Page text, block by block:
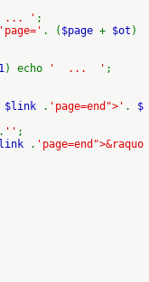
... ' ;
'page=' . ( $page + $ot )
1) echo ' ... ' ;
$link . 'page=end">' . $
. '' ;
. 'page=end">&raquo